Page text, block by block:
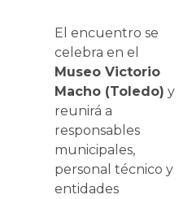
El encuentro se
celebra en el
Museo Victorio
Macho (Toledo) y
reunirá a
responsables
municipales,
personal técnico y
entidades